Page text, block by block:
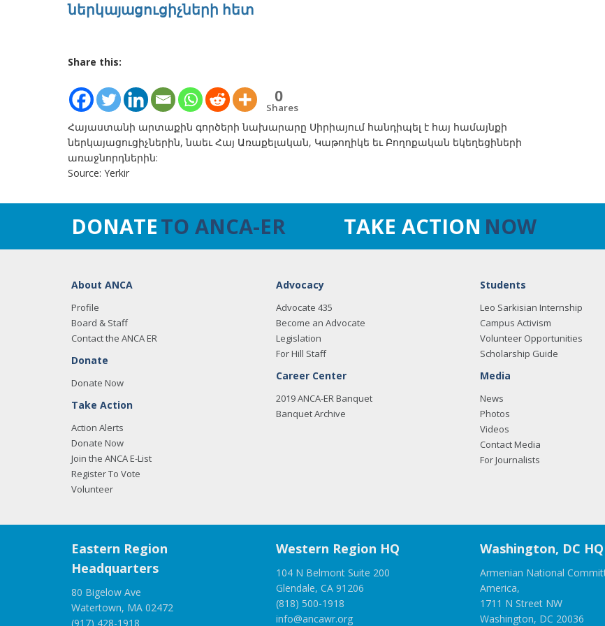
ներկայացուցիչների հետ
Share this:
0
Shares
Հայաստանի արտաքին գործերի նախարարը Սիրիայում հանդիպել է հայ համայնքի
ներկայացուցիչներին, նաեւ Հայ Առաքելական, Կաթողիկե եւ Բողոքական եկեղեցիների
առաջնորդներին:
Source: Yerkir
DONATETO ANCA-ER TAKE ACTION NOW
About ANCA
Profile
Board & Staff
Contact the ANCA ER
Donate
Donate Now
Take Action
Action Alerts
Donate Now
Join the ANCA E-List
Register To Vote
Volunteer
Advocacy
Advocate 435
Become an Advocate
Legislation
For Hill Staff
Career Center
2019 ANCA-ER Banquet
Banquet Archive
Students
Leo Sarkisian Internship
Campus Activism
Volunteer Opportunities
Scholarship Guide
Media
News
Photos
Videos
Contact Media
For Journalists
Eastern Region
Headquarters
80 Bigelow Ave
Watertown, MA 02472
(917) 428-1918
Western Region HQ
104 N Belmont Suite 200
Glendale, CA 91206
(818) 500-1918
info@ancawr.org
Washington, DC HQ
Armenian National
America,
1711 N Street NW
Washington, DC 20036